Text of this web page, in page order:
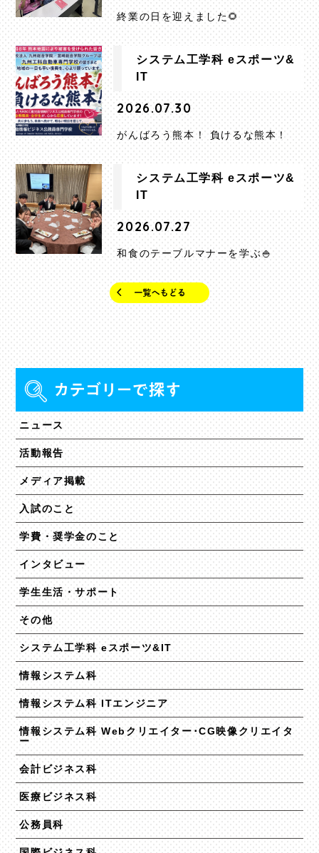
終業の日を迎えました🌻
システム工学科 eスポーツ&
IT
2026.07.30
がんばろう熊本！ 負けるな熊本！
システム工学科 eスポーツ&
IT
2026.07.27
和食のテーブルマナーを学ぶ🍚
ニュース
活動報告
メディア掲載
入試のこと
学費・奨学金のこと
インタビュー
学生生活・サポート
その他
システム工学科 eスポーツ&IT
情報システム科
情報システム科 ITエンジニア
情報システム科 Webクリエイター･CG映像クリエイタ
ー
会計ビジネス科
医療ビジネス科
公務員科